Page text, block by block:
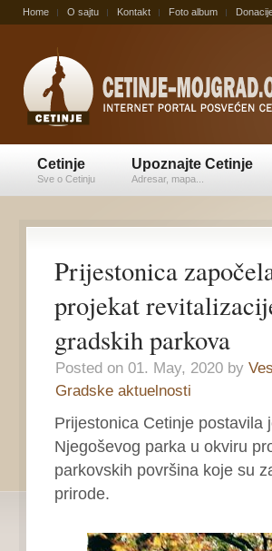
Home O sajtu Kontakt Foto album
Cetinje
Sve o Cetinju
Upoznajte Cetinje
Adresar, mapa...
Prijestonica
projekat
gradskih parkova
Posted on 01. May, 2020 by
Gradske aktuelnosti
Prijestonica Cetinje postavila
Njegoševog parka u okviru
parkovskih površina koje su
prirode.